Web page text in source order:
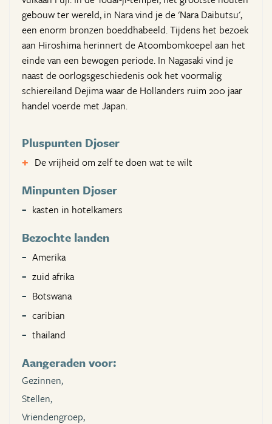
gebouw ter wereld, in Nara vind je de 'Nara Daibutsu',
een enorm bronzen boeddhabeeld. Tijdens het bezoek
aan Hiroshima herinnert de Atoombomkoepel aan het
einde van een bewogen periode. In Nagasaki vind je
naast de oorlogsgeschiedenis ook het voormalig
schiereiland Dejima waar de Hollanders ruim 200 jaar
handel voerde met Japan.
Pluspunten Djoser
De vrijheid om zelf te doen wat te wilt
Minpunten Djoser
kasten in hotelkamers
Bezochte landen
Amerika
zuid afrika
Botswana
caribian
thailand
Aangeraden voor:
Gezinnen,
Stellen,
Vriendengroep,